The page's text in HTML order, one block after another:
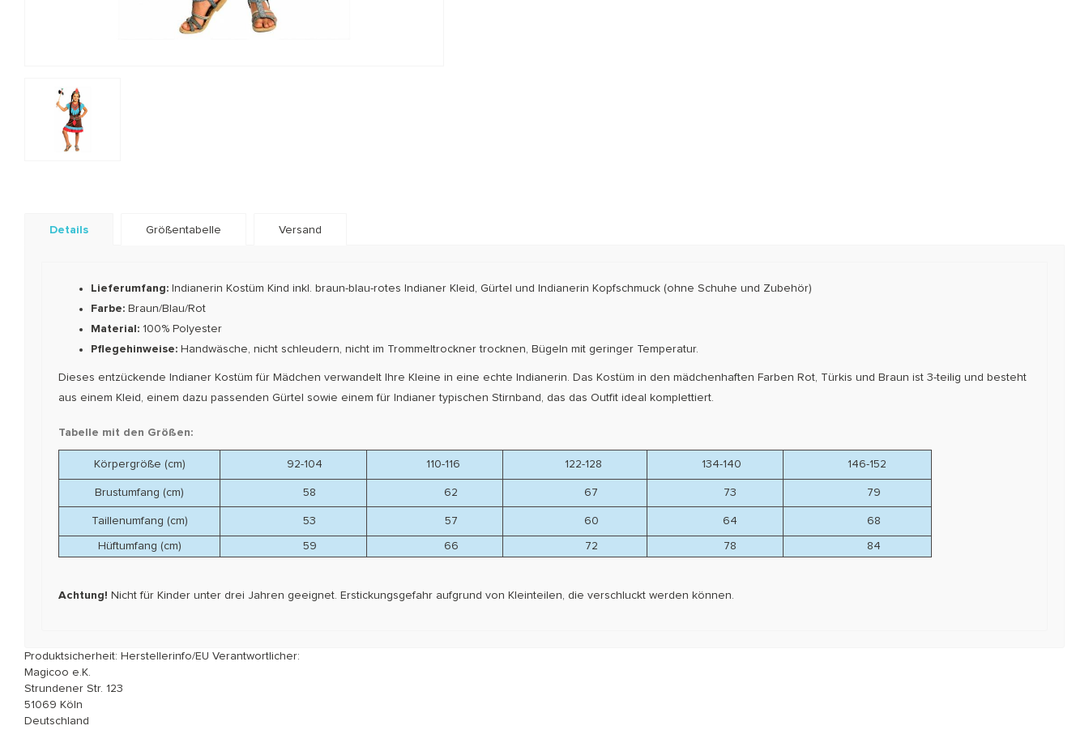
Details Größentabelle Versand
Lieferumfang: Indianerin Kostüm Kind inkl. braun-blau-rotes Indianer Kleid, Gürtel und Indianerin Kopfschmuck (ohne Schuhe und Zubehör)
Farbe: Braun/Blau/Rot
Material: 100% Polyester
Pflegehinweise: Handwäsche, nicht schleudern, nicht im Trommeltrockner trocknen, Bügeln mit geringer Temperatur.
Dieses entzückende Indianer Kostüm für Mädchen verwandelt Ihre Kleine in eine echte Indianerin. Das Kostüm in den mädchenhaften Farben Rot, Türkis und Braun ist 3-teilig und besteht
aus einem Kleid, einem dazu passenden Gürtel sowie einem für Indianer typischen Stirnband, das das Outfit ideal komplettiert.
Tabelle mit den Größen:
Körpergröße (cm) 92-104 110-116 122-128 134-140 146-152
Brustumfang (cm) 58 62 67 73 79
Taillenumfang (cm) 53 57 60 64 68
Hüftumfang (cm) 59 66 72 78 84
Achtung! Nicht für Kinder unter drei Jahren geeignet. Erstickungsgefahr aufgrund von Kleinteilen, die verschluckt werden können.
Produktsicherheit: Herstellerinfo/EU Verantwortlicher:
Magicoo e.K.
Strundener Str. 123
51069 Köln
Deutschland